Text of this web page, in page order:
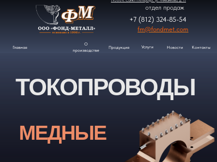
+7 (812) 324-85-54
fm@fondmet.com
О
производстве
Главная Продукция Контакты
Новости
Услуги
отдел продаж
МЕДНЫЕ